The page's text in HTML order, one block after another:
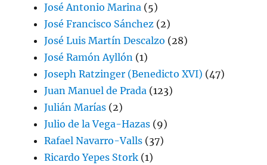
José Antonio Marina (5)
José Francisco Sánchez (2)
José Luis Martín Descalzo (28)
José Ramón Ayllón (1)
Joseph Ratzinger (Benedicto XVI) (47)
Juan Manuel de Prada (123)
Julián Marías (2)
Julio de la Vega-Hazas (9)
Rafael Navarro-Valls (37)
Ricardo Yepes Stork (1)